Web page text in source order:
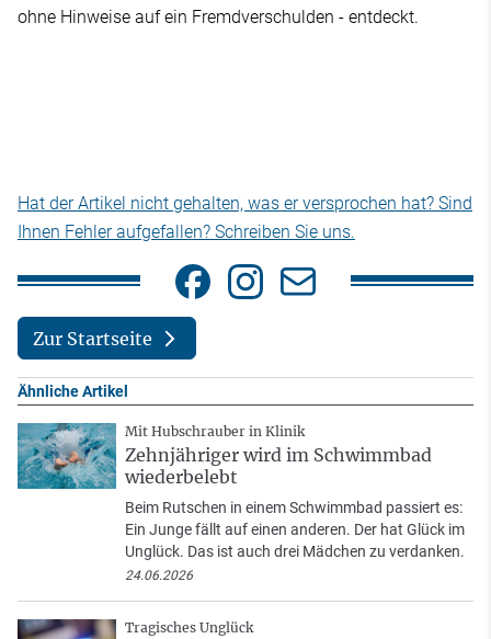
ohne Hinweise auf ein Fremdverschulden - entdeckt.
Hat der Artikel nicht gehalten, was er versprochen hat? Sind
Ihnen Fehler aufgefallen? Schreiben Sie uns.
Zur Startseite
Ähnliche Artikel
Mit Hubschrauber in Klinik
Zehnjähriger wird im Schwimmbad
wiederbelebt
Beim Rutschen in einem Schwimmbad passiert es:
Ein Junge fällt auf einen anderen. Der hat Glück im
Unglück. Das ist auch drei Mädchen zu verdanken.
24.06.2026
Tragisches Unglück